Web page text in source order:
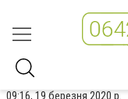
09:16, 19 березня 2020 р.